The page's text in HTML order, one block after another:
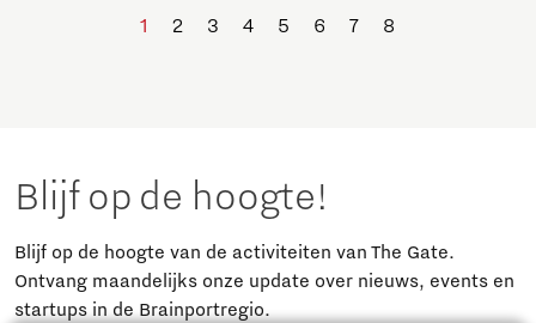
1 2 3 4 5 6 7 8
Blijf op de hoogte!
Blijf op de hoogte van de activiteiten van The Gate.
Ontvang maandelijks onze update over nieuws, events en
startups in de Brainportregio.